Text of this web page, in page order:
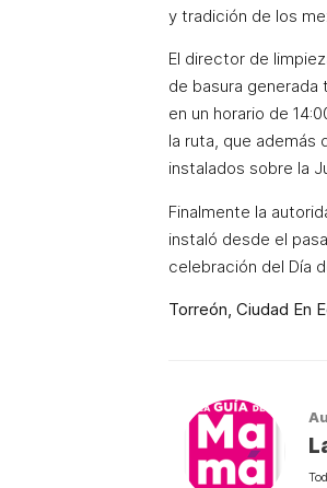
y tradición de los
El director de
de basura
en un horario de
la ruta, que además
instalados sobre la
Finalmente la
instaló desde el
celebración del Día
Torreón, Ciudad En